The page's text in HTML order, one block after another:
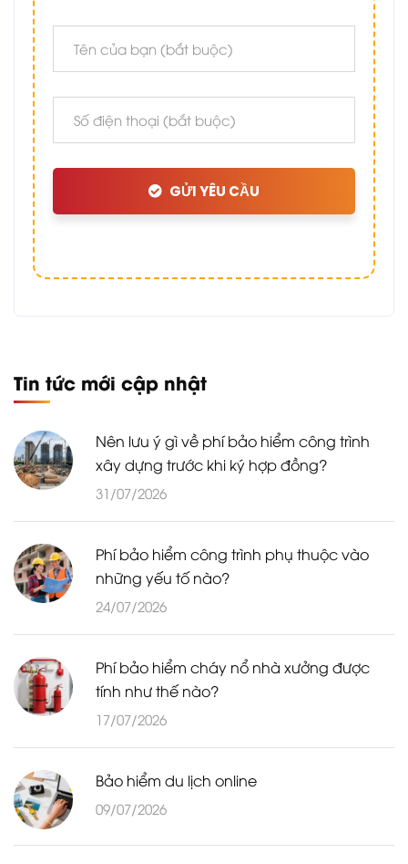
GỬI YÊU CẦU
Tin tức mới cập nhật
Nên lưu ý gì về phí bảo hiểm công trình
xây dựng trước khi ký hợp đồng?
31/07/2026
Phí bảo hiểm công trình phụ thuộc vào
những yếu tố nào?
24/07/2026
Phí bảo hiểm cháy nổ nhà xưởng được
tính như thế nào?
17/07/2026
Bảo hiểm du lịch online
09/07/2026